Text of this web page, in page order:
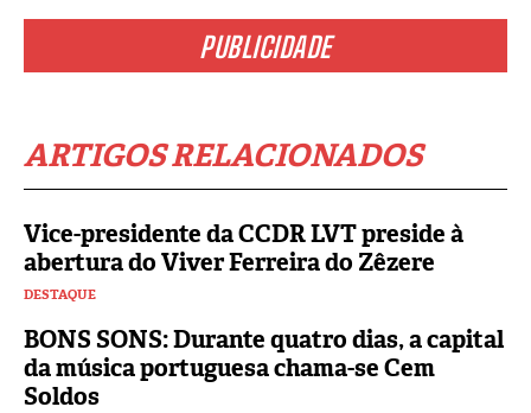
PUBLICIDADE
ARTIGOS RELACIONADOS
Vice-presidente da CCDR LVT preside à
abertura do Viver Ferreira do Zêzere
DESTAQUE
BONS SONS: Durante quatro dias, a capital
da música portuguesa chama-se Cem
Soldos